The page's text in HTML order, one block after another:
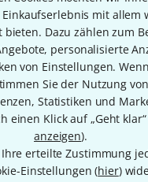
mit allem
bieten. Dazu zählen zum
personalisierte
von Einstellungen.
Sie der Nutzung
Statistiken und
einen Klick auf „Geht
anzeigen).
Ihre erteilte Zustimmung
Einstellungen (hier)
& bezahlen
und sicher per
Pay,Klarna Sofort
oder Kreditkarte.